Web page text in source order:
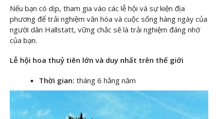
Nếu bạn có dịp, tham gia vào các lễ hội và sự kiện địa
phương để trải nghiệm văn hóa và cuộc sống hàng ngày của
người dân Hallstatt, vững chắc sẽ là trải nghiệm đáng nhớ
của bạn.
Lễ hội hoa thuỷ tiên lớn và duy nhất trên thế giới
Thời gian: tháng 6 hằng năm